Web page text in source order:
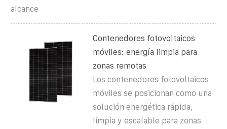
alcance
Contenedores fotovoltaicos
móviles: energía limpia para
zonas remotas
Los contenedores fotovoltaicos
móviles se posicionan como una
solución energética rápida,
limpia y escalable para zonas